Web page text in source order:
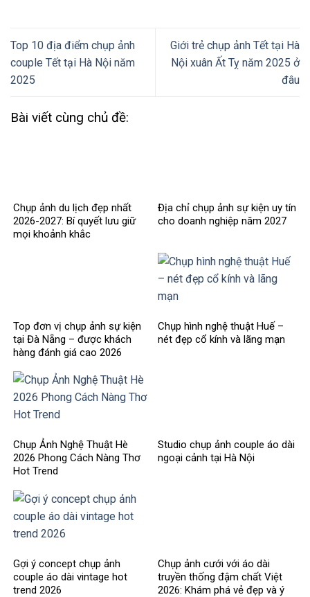
Top 10 địa điểm chụp ảnh
couple Tết tại Hà Nội năm
2025
Giới trẻ chụp ảnh Tết tại Hà
Nội xuân Ất Tỵ năm 2025 ở
đâu
Bài viết cùng chủ đề:
Chụp ảnh du lịch đẹp nhất
2026-2027: Bí quyết lưu giữ
mọi khoảnh khắc
Địa chỉ chụp ảnh sự kiện uy tín
cho doanh nghiệp năm 2027
Top đơn vị chụp ảnh sự kiện
tại Đà Nẵng – được khách
hàng đánh giá cao 2026
Chụp hình nghệ thuật Huế –
nét đẹp cổ kính và lãng mạn
Chụp Ảnh Nghệ Thuật Hè
2026 Phong Cách Nàng Thơ
Hot Trend
Studio chụp ảnh couple áo dài
ngoại cảnh tại Hà Nội
Gợi ý concept chụp ảnh
couple áo dài vintage hot
trend 2026
Chụp ảnh cưới với áo dài
truyền thống đậm chất Việt
2026: Khám phá vẻ đẹp và ý